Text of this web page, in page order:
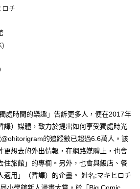
不需綁卡、不需儲值。
訊認證，即可結帳。
務後，再付款。
程】
先享後付」後，將跳轉至「AFTEE先享後付」
確認金額後，即可完成結帳。
收到繳費通知簡訊。
進行付款，方視為交易完成。
不需立刻繳費，但若您需要取消訂單，請聯絡
同意取消之訂單仍視為有效，需透過AFTEE先享
先享後付 」之結帳頁面顯示為準，若有關於
消欲退款等相關疑問，請聯繫「AFTEE先享後付
限公司提供之「AFTEE先享後付」服務完成之交
內提供個人資料，並將交易相關給付款項請求債
含以上)免運費
含以上)免運費
含以上)免運費
含以上)免運費
チ
處時間的樂趣」告訴更多人，便在2017年
譯）媒體，致力於提出如何享受獨處時光
的追蹤數已超過6.6萬人。該
更想去的外出情報，在網路媒體上，也會
住旅館」的專欄。另外，也會與飯店、餐
適用」（暫譯）的企畫。 姓名:マキヒロチ